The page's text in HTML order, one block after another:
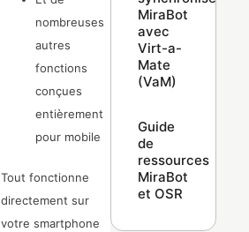
nombreuses
autres
fonctions
conçues
entièrement
pour mobile
Tout fonctionne
directement sur
votre smartphone
MiraBot
avec
Virt-a-
Mate
(VaM)
Guide
de
ressources
MiraBot
et OSR